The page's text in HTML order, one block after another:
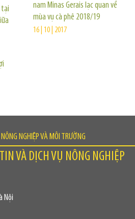
tại
nam Minas Gerais lạc quan về
mùa vụ cà phê 2018/19
16 | 10 | 2017
NGHIỆP VÀ MÔI TRƯỜNG
VÀ DỊCH VỤ NÔNG NGHIỆP
Nội